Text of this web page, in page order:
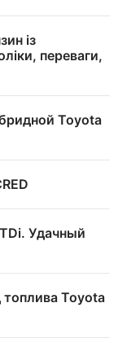
із
переваги,
Toyota
Удачный
Toyota